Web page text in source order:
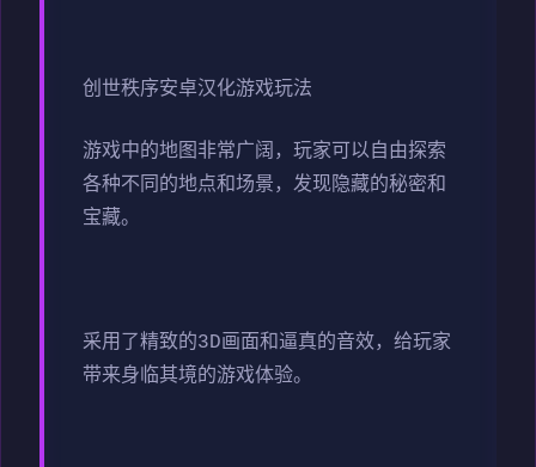
创世秩序安卓汉化游戏玩法
游戏中的地图非常广阔，玩家可以自由探索
各种不同的地点和场景，发现隐藏的秘密和
宝藏。
采用了精致的3D画面和逼真的音效，给玩家
带来身临其境的游戏体验。